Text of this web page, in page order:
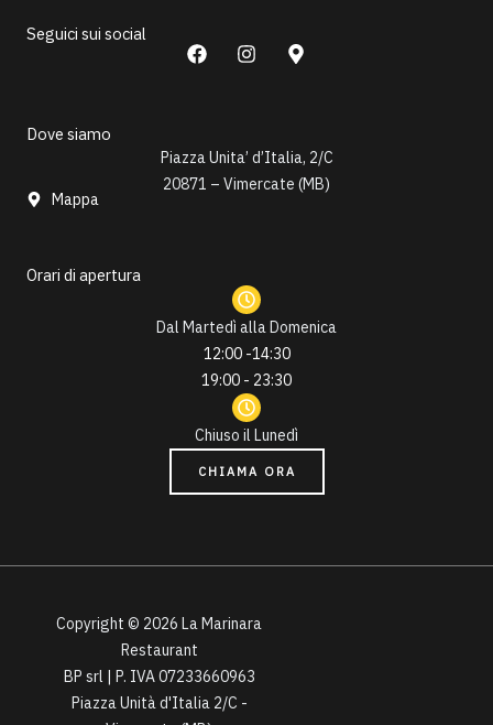
Seguici sui social
F
a
o
o
k
I
g
r
a
M
a
a
r
k
Dove siamo
Piazza Unita’ d’Italia, 2/C
20871 – Vimercate (MB)
Mappa
Orari di apertura
Dal Martedì alla Domenica
12:00 -14:30
19:00 - 23:30
Chiuso il Lunedì
CHIAMA ORA
Copyright © 2026 La Marinara
Restaurant
BP srl | P. IVA 07233660963
Piazza Unità d'Italia 2/C -